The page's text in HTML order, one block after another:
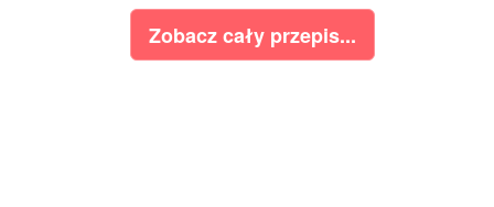
Zobacz cały przepis...